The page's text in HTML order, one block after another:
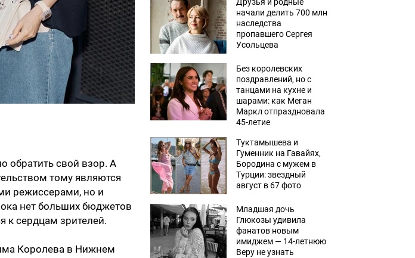
обратить свой взор. А
тому являются
режиссерами, но и
нет больших бюджетов
к сердцам зрителей.
Королева в Нижнем
начали делить 700 млн
наследства
пропавшего Сергея
Усольцева
Без королевских
поздравлений, но с
танцами на кухне и
шарами: как Меган
Маркл отпраздновала
45-летие
Туктамышева и
Гуменник на Гавайях,
Бородина с мужем в
Турции: звездный
август в 67 фото
Младшая дочь
Глюкозы удивила
фанатов новым
имиджем — 14-летнюю
Веру не узнать